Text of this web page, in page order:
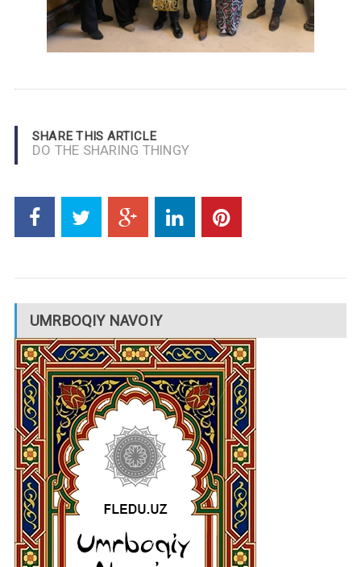
SHARE THIS ARTICLE
DO THE SHARING THINGY
UMRBOQIY NAVOIY